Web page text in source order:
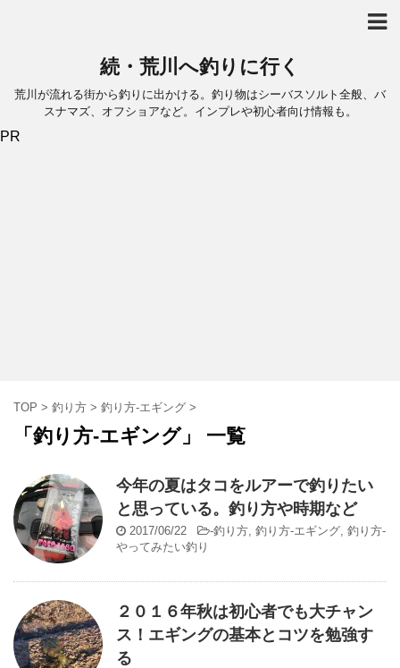
続・荒川へ釣りに行く
荒川が流れる街から釣りに出かける。釣り物はシーバスソルト全般、バ
スナマズ、オフショアなど。インプレや初心者向け情報も。
PR
TOP > 釣り方 > 釣り方-エギング >
「釣り方-エギング」 一覧
今年の夏はタコをルアーで釣りたい
と思っている。釣り方や時期など
2017/06/22 -釣り方, 釣り方-エギング, 釣り方-
やってみたい釣り
２０１６年秋は初心者でも大チャン
ス！エギングの基本とコツを勉強す
る